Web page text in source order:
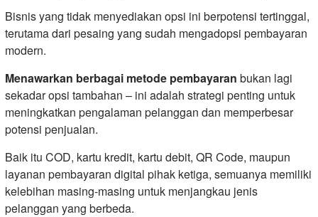
Bisnis yang tidak menyediakan opsi ini berpotensi tertinggal,
terutama dari pesaing yang sudah mengadopsi pembayaran
modern.
Menawarkan berbagai metode pembayaran bukan lagi
sekadar opsi tambahan – ini adalah strategi penting untuk
meningkatkan pengalaman pelanggan dan memperbesar
potensi penjualan.
Baik itu COD, kartu kredit, kartu debit, QR Code, maupun
layanan pembayaran digital pihak ketiga, semuanya memiliki
kelebihan masing-masing untuk menjangkau jenis
pelanggan yang berbeda.